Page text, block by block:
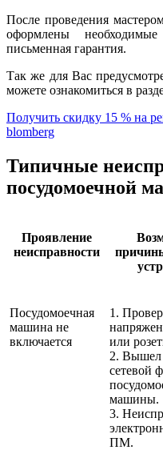
После проведения
оформлены
письменная гарантия.
Так же для Вас
можете ознакомиться в
Получить скидку 15 % на
blomberg
Типичные
посудомоечной
Проявление
неисправности
Посудомоечная
машина не
включается
1.
или
2. Вышел
сетевой
машины.
3.
ПМ.